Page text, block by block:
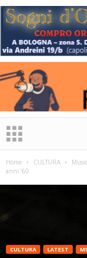
Home CULTURA
anni ’60
CULTURA LATEST